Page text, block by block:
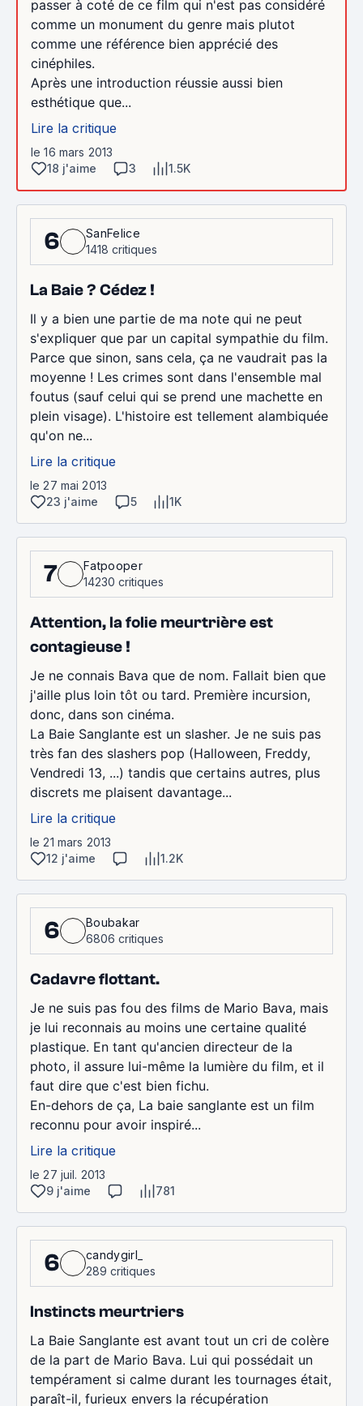
passer à coté de ce film qui n'est pas considéré
comme un monument du genre mais plutot
comme une référence bien apprécié des
cinéphiles.
Après une introduction réussie aussi bien
esthétique que...
Lire la critique
le 16 mars 2013
18 j'aime
3 1.5K
6
SanFelice
1418 critiques
La Baie ? Cédez !
Il y a bien une partie de ma note qui ne peut
s'expliquer que par un capital sympathie du film.
Parce que sinon, sans cela, ça ne vaudrait pas la
moyenne ! Les crimes sont dans l'ensemble mal
foutus (sauf celui qui se prend une machette en
plein visage). L'histoire est tellement alambiquée
qu'on ne...
Lire la critique
le 27 mai 2013
23 j'aime
5 1K
7
Fatpooper
14230 critiques
Attention, la folie meurtrière est
contagieuse !
Je ne connais Bava que de nom. Fallait bien que
j'aille plus loin tôt ou tard. Première incursion,
donc, dans son cinéma.
La Baie Sanglante est un slasher. Je ne suis pas
très fan des slashers pop (Halloween, Freddy,
Vendredi 13, ...) tandis que certains autres, plus
discrets me plaisent davantage...
Lire la critique
le 21 mars 2013
12 j'aime
1.2K
6
Boubakar
6806 critiques
Cadavre flottant.
Je ne suis pas fou des films de Mario Bava, mais
je lui reconnais au moins une certaine qualité
plastique. En tant qu'ancien directeur de la
photo, il assure lui-même la lumière du film, et il
faut dire que c'est bien fichu.
En-dehors de ça, La baie sanglante est un film
reconnu pour avoir inspiré...
Lire la critique
le 27 juil. 2013
9 j'aime
781
6
candygirl_
289 critiques
Instincts meurtriers
La Baie Sanglante est avant tout un cri de colère
de la part de Mario Bava. Lui qui possédait un
tempérament si calme durant les tournages était,
paraît-il, furieux envers la récupération